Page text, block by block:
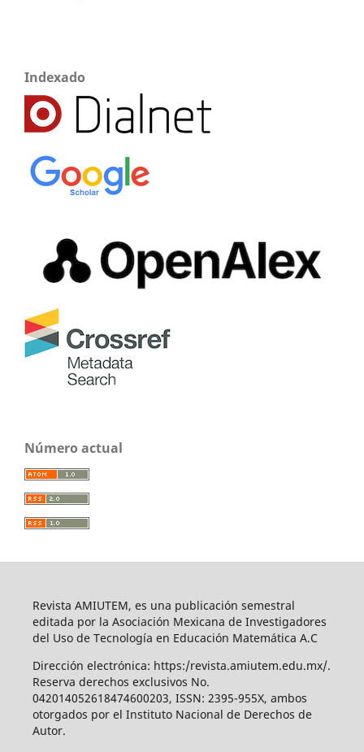
Indexado
Número actual
Revista AMIUTEM, es una publicación semestral
editada por la Asociación Mexicana de Investigadores
del Uso de Tecnología en Educación Matemática A.C
Dirección electrónica: https:/revista.amiutem.edu.mx/.
Reserva derechos exclusivos No.
042014052618474600203, ISSN: 2395-955X, ambos
otorgados por el Instituto Nacional de Derechos de
Autor.